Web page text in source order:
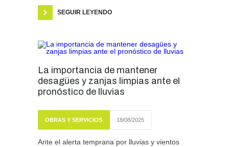
SEGUIR LEYENDO
La importancia de mantener
desagües y zanjas limpias ante el
pronóstico de lluvias
OBRAS Y SERVICIOS 18/08/2025
Ante el alerta temprana por lluvias y vientos